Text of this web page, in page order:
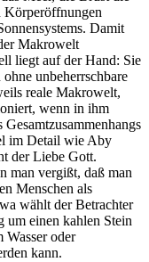
Damit
Makrowelt
liegt auf der Hand: Sie
unbeherrschbare
reale Makrowelt,
wenn in ihm
im Detail wie Aby
der Liebe Gott.
man vergißt, daß man
Menschen als
wählt der Betrachter
um einen kahlen Stein
Wasser oder
kann.